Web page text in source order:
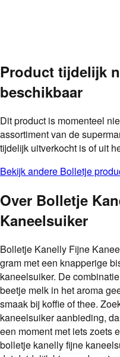
Product tijdelijk
beschikbaar
Dit product is momenteel
assortiment van de
tijdelijk uitverkocht is of uit
Bekijk andere Bolletje
Over Bolletje
Kaneelsuiker
Bolletje Kanelly Fijne
gram met een knapperige
kaneelsuiker. De
beetje melk in het aroma
smaak bij koffie of thee.
kaneelsuiker aanbieding,
een moment met iets zoets
bolletje kanelly fijne